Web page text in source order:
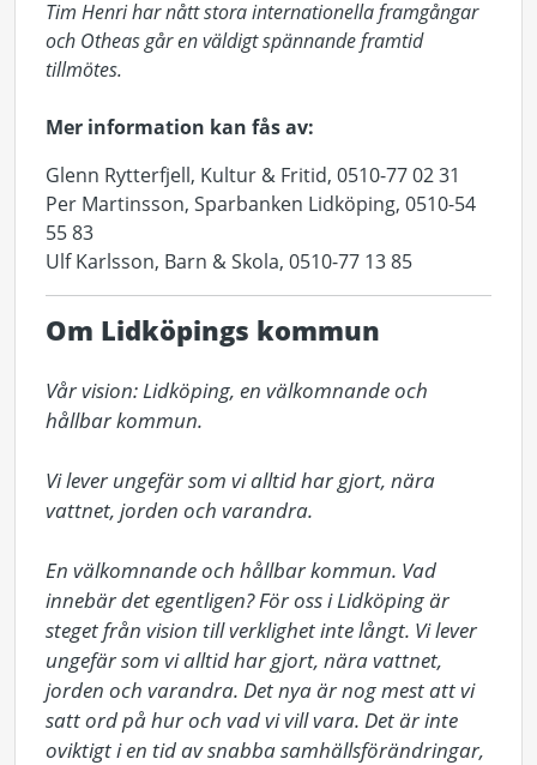
Tim Henri har nått stora internationella framgångar
och Otheas går en väldigt spännande framtid
tillmötes.
Mer information kan fås av:
Glenn Rytterfjell, Kultur & Fritid, 0510-77 02 31
Per Martinsson, Sparbanken Lidköping, 0510-54
55 83
Ulf Karlsson, Barn & Skola, 0510-77 13 85
Om Lidköpings kommun
Vår vision: Lidköping, en välkomnande och
hållbar kommun.
Vi lever ungefär som vi alltid har gjort, nära
vattnet, jorden och varandra.
En välkomnande och hållbar kommun. Vad
innebär det egentligen? För oss i Lidköping är
steget från vision till verklighet inte långt. Vi lever
ungefär som vi alltid har gjort, nära vattnet,
jorden och varandra. Det nya är nog mest att vi
satt ord på hur och vad vi vill vara. Det är inte
oviktigt i en tid av snabba samhällsförändringar,